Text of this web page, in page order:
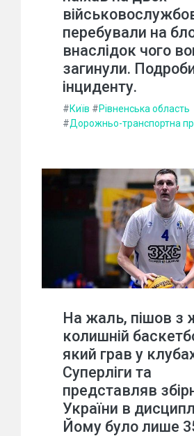
перебували на
внаслідок чого
загинули.
інциденту.
#Київ #Рівненська область
#Дорожньо-транспортна
На жаль, пішов з
колишній
який грав у
Суперліги та
представляв
України в
Йому було лише